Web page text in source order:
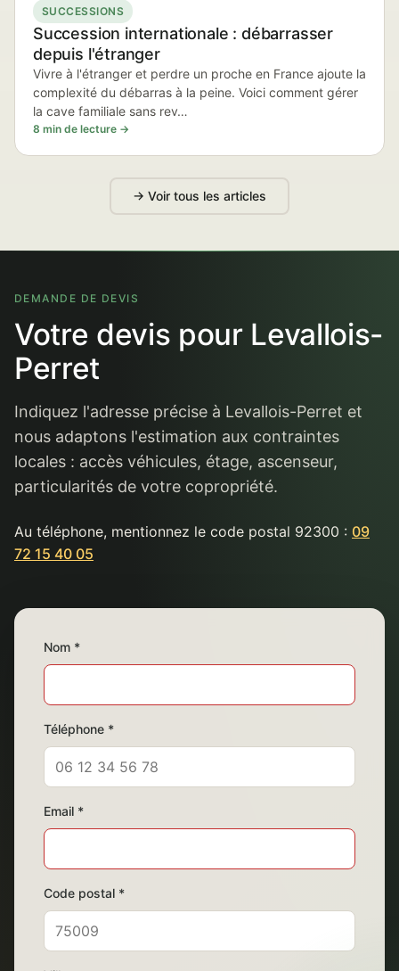
SUCCESSIONS
Succession internationale : débarrasser
depuis l'étranger
Vivre à l'étranger et perdre un proche en France ajoute la
complexité du débarras à la peine. Voici comment gérer
la cave familiale sans rev…
8 min de lecture →
→ Voir tous les articles
DEMANDE DE DEVIS
Votre devis pour Levallois-
Perret
Indiquez l'adresse précise à Levallois-Perret et
nous adaptons l'estimation aux contraintes
locales : accès véhicules, étage, ascenseur,
particularités de votre copropriété.
Au téléphone, mentionnez le code postal 92300 : 09
72 15 40 05
Nom *
Téléphone *
Email *
Code postal *